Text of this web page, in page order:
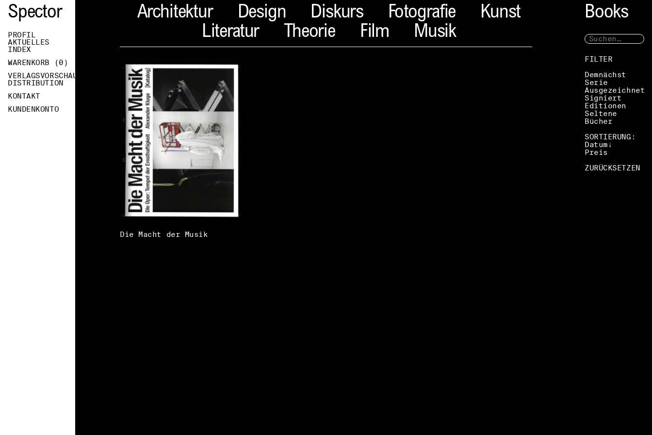
Spector
PROFIL
AKTUELLES
INDEX
WARENKORB (0 )
VERLAGSVORSCHAU
DISTRIBUTION
KONTAKT
KUNDENKONTO
Books
FILTER
Demnächst
Serie
Ausgezeichnet
Signiert
Editionen
Seltene
Bücher
SORTIERUNG:
Datum
Preis
ZURÜCKSETZEN
Architektur Design Diskurs Fotografie
Kunst
Literatur
Theorie Film Musik
Die Macht der Musik